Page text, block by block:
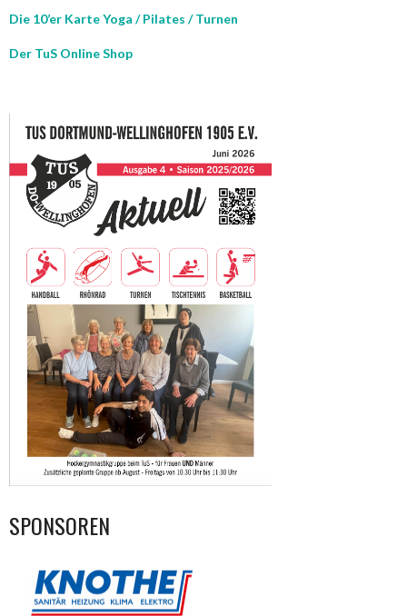
Die 10’er Karte Yoga / Pilates / Turnen
Der TuS Online Shop
SPONSOREN